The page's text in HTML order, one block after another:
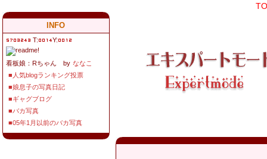
INFO
T: Y:
看板娘：Rちゃん by ななこ
■人気blogランキング投票
■娘息子の写真日記
■ギャグブログ
■バカ写真
■05年1月以前のバカ写真